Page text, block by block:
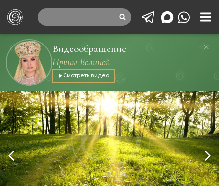
Видеообращение
Ирины Волиной
Смотреть видео